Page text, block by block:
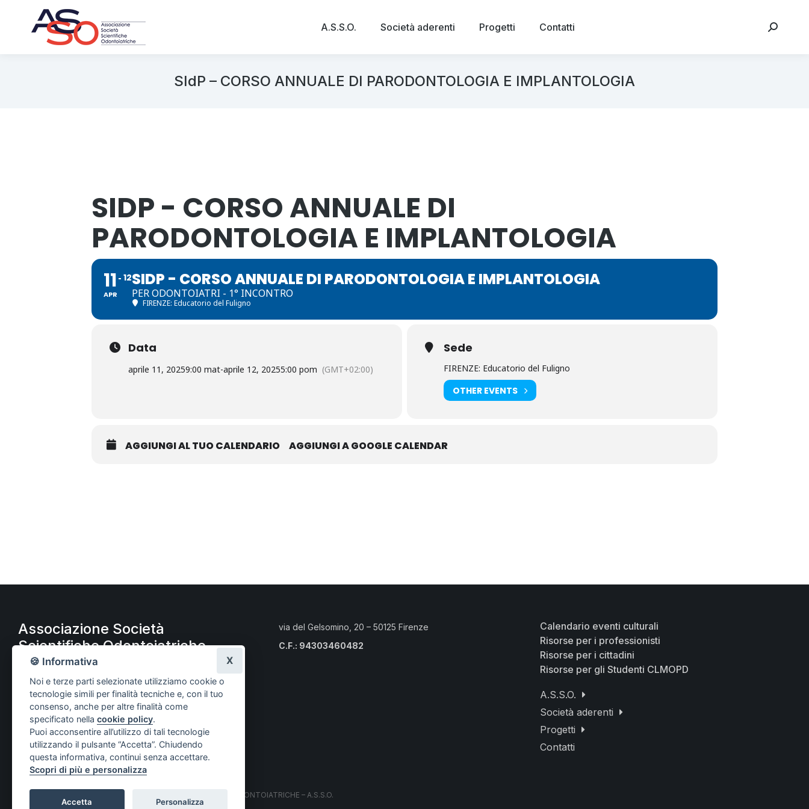
A.S.S.O. Società aderenti Progetti Contatti
SIdP – CORSO ANNUALE DI PARODONTOLOGIA E IMPLANTOLOGIA
SIDP - CORSO ANNUALE DI
PARODONTOLOGIA E IMPLANTOLOGIA
11
APR
12SIDP - CORSO ANNUALE DI PARODONTOLOGIA E IMPLANTOLOGIA
PER ODONTOIATRI - 1° INCONTRO
FIRENZE: Educatorio del Fuligno
Data
aprile 11, 20259:00 mat-aprile 12, 20255:00 pom (GMT+02:00)
Sede
FIRENZE: Educatorio del Fuligno
OTHER EVENTS
AGGIUNGI AL TUO CALENDARIO AGGIUNGI A GOOGLE CALENDAR
Associazione Società
Scientifiche Odontoiatriche
A.S.S.O.
via del Gelsomino, 20 – 50125 Firenze
C.F.: 94303460482
Calendario eventi culturali
Risorse per i professionisti
Risorse per i cittadini
Risorse per gli Studenti CLMOPD
A.S.S.O.
Società aderenti
Progetti
Contatti
© COPYRIGHT 2021 ASSOCIAZIONE SOCIETÀ SCIENTIFICHE ODONTOIATRICHE – A.S.S.O.
Privacy policy–Cookie policy
🍪 Informativa
Noi e terze parti selezionate utilizziamo cookie o
tecnologie simili per finalità tecniche e, con il tuo
consenso, anche per altre finalità come
specificato nella cookie policy.
Puoi acconsentire all’utilizzo di tali tecnologie
utilizzando il pulsante “Accetta”. Chiudendo
questa informativa, continui senza accettare.
Scopri di più e personalizza
Accetta Personalizza
X